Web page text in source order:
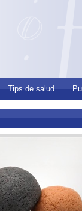
Tips de salud